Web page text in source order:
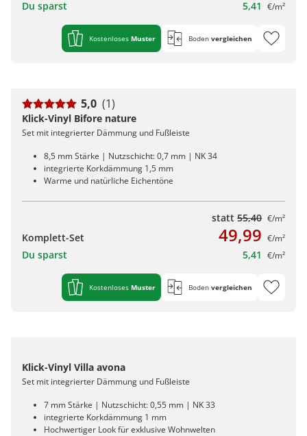
Du sparst 5,41 €/m²
Kostenloses Muster Boden vergleichen
5,0 (1)
Klick-Vinyl Bifore nature
Set mit integrierter Dämmung und Fußleiste
8,5 mm Stärke | Nutzschicht: 0,7 mm | NK 34
integrierte Korkdämmung 1,5 mm
Warme und natürliche Eichentöne
statt 55,40 €/m²
Komplett-Set 49,99 €/m²
Du sparst 5,41 €/m²
Kostenloses Muster Boden vergleichen
Klick-Vinyl Villa avona
Set mit integrierter Dämmung und Fußleiste
7 mm Stärke | Nutzschicht: 0,55 mm | NK 33
integrierte Korkdämmung 1 mm
Hochwertiger Look für exklusive Wohnwelten